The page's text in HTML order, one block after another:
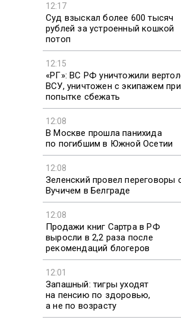
12:17
Суд взыскал более 600 тысяч
рублей за устроенный кошкой
потоп
12:15
«РГ»: ВС РФ уничтожили
ВСУ, уничтожен с экипажем при
попытке сбежать
12:08
В Москве прошла панихида
по погибшим в Южной Осетии
12:08
Зеленский провел переговоры
Вучичем в Белграде
12:08
Продажи книг Сартра в РФ
выросли в 2,2 раза после
рекомендаций блогеров
12:01
Запашный: тигры уходят
на пенсию по здоровью,
а не по возрасту